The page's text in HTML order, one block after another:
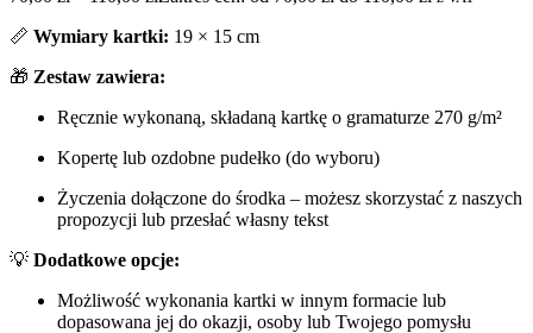
📏 Wymiary kartki: 19 × 15 cm
🎁 Zestaw zawiera:
Ręcznie wykonaną, składaną kartkę o gramaturze 270 g/m²
Kopertę lub ozdobne pudełko (do wyboru)
Życzenia dołączone do środka – możesz skorzystać z naszych
propozycji lub przesłać własny tekst
💡 Dodatkowe opcje:
Możliwość wykonania kartki w innym formacie lub
dopasowana jej do okazji, osoby lub Twojego pomysłu